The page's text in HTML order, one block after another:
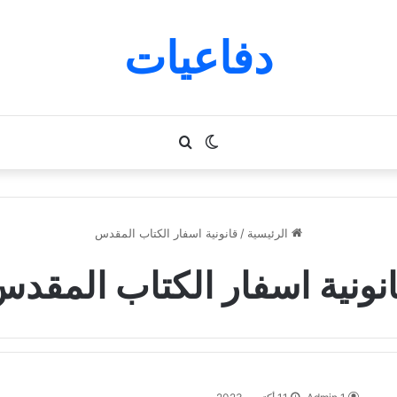
دفاعيات
بحث
عن
الوضع
المظلم
الرئيسية / قانونية اسفار الكتاب المقدس
اسفار الكتاب